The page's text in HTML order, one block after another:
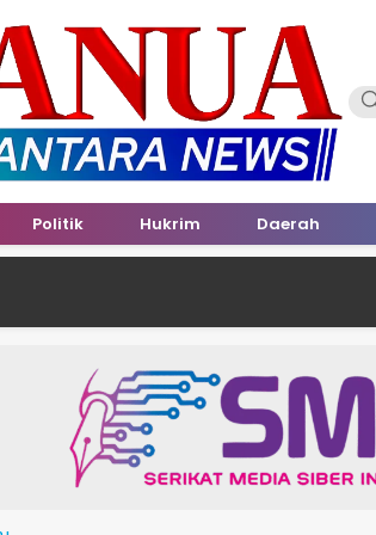
Politik Hukrim Daerah